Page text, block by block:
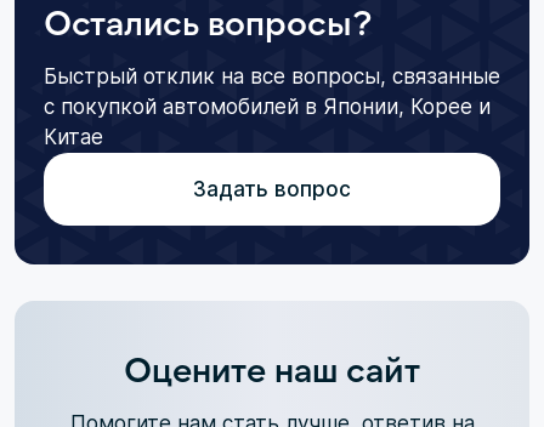
Остались вопросы?
Быстрый отклик на все вопросы, связанные
с покупкой автомобилей в Японии, Корее и
Китае
Задать вопрос
Оцените наш сайт